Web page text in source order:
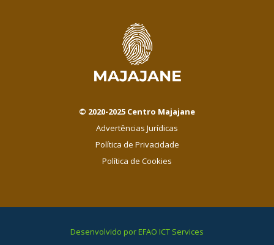
© 2020-2025 Centro Majajane
Advertências Jurídicas
Política de Privacidade
Política de Cookies
Desenvolvido por EFAO ICT Services